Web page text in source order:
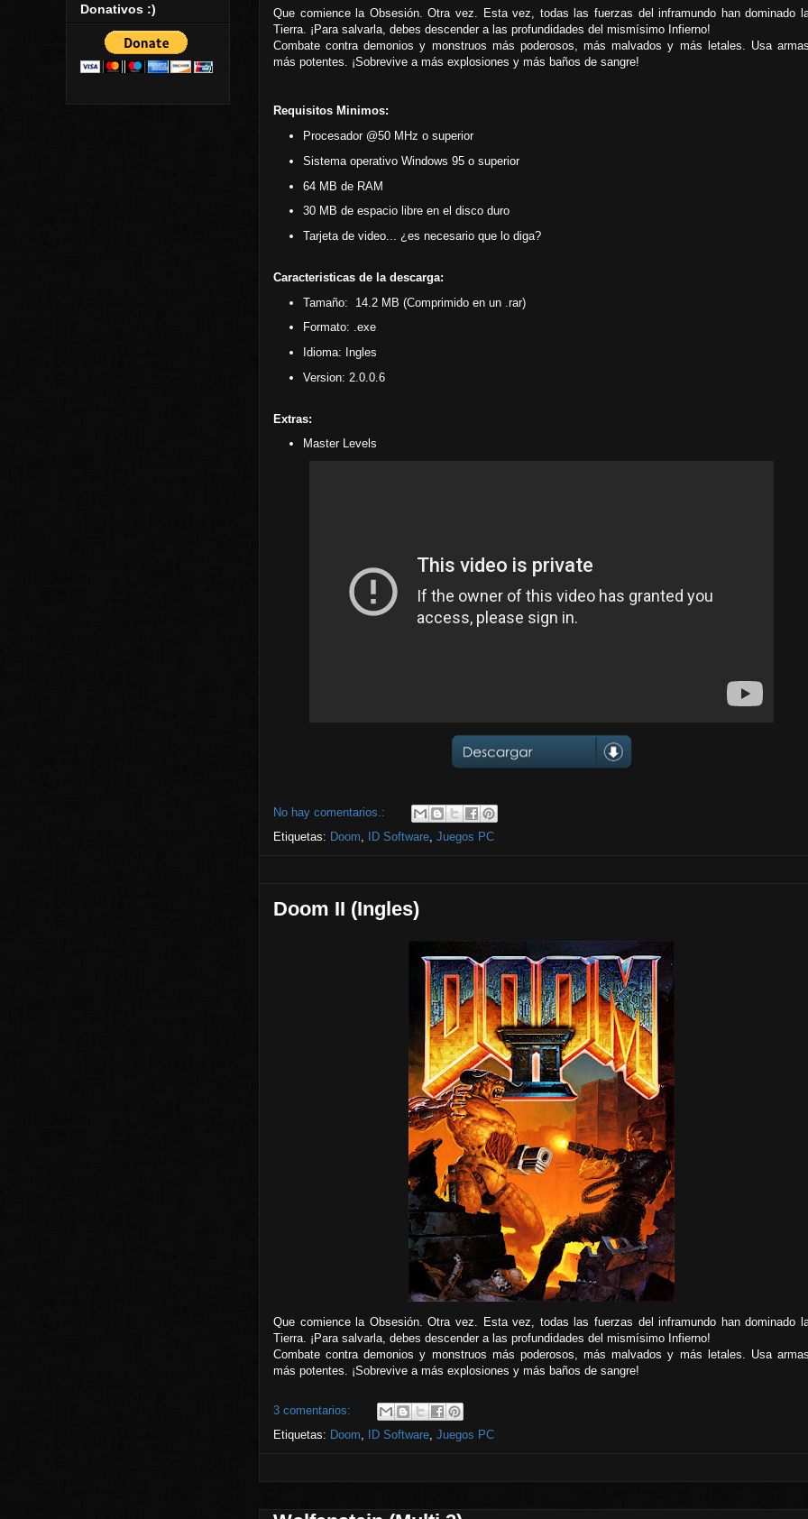
Que comience la Obsesión. Otra vez. Esta vez, todas las fuerzas del inframundo han dominado
Tierra. ¡Para salvarla, debes descender a las profundidades del mismísimo Infierno!
Combate contra demonios y monstruos más poderosos, más malvados y más letales. Usa
más potentes. ¡Sobrevive a más explosiones y más baños de sangre!
Requisitos Minimos:
Procesador @50 MHz o superior
Sistema operativo Windows 95 o superior
64 MB de RAM
30 MB de espacio libre en el disco duro
Tarjeta de video... ¿es necesario que lo diga?
Caracteristicas de la descarga:
Tamaño: 14.2 MB (Comprimido en un .rar)
Formato: .exe
Idioma: Ingles
Version: 2.0.0.6
Extras:
Master Levels
No hay comentarios.:
Etiquetas: Doom, ID Software, Juegos PC
Doom II (Ingles)
Que comience la Obsesión. Otra vez. Esta vez, todas las fuerzas del inframundo han dominado
Tierra. ¡Para salvarla, debes descender a las profundidades del mismísimo Infierno!
Combate contra demonios y monstruos más poderosos, más malvados y más letales. Usa
más potentes. ¡Sobrevive a más explosiones y más baños de sangre!
3 comentarios:
Etiquetas: Doom, ID Software, Juegos PC
Donativos :)